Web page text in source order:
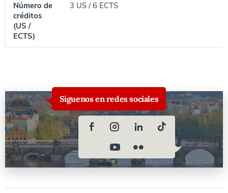
Número de
créditos
(US /
ECTS)
3 US / 6 ECTS
Síguenos en redes sociales